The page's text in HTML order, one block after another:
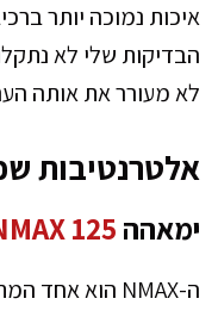
איכות נמוכה יותר
הבדיקות שלי לא
לא מעורר את אותה
אלטרנטיבות
ימאהה 125